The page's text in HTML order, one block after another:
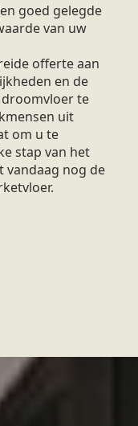
goed gelegde
van uw
offerte aan
en de
te
uit
om u te
stap van het
vandaag nog de